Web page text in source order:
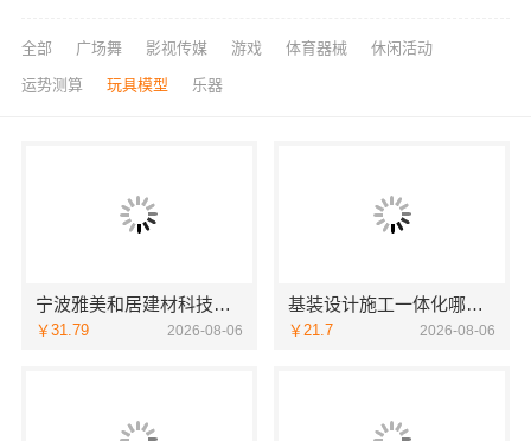
全部 广场舞 影视传媒 游戏 体育器械 休闲活动
运势测算 玩具模型 乐器
宁波雅美和居建材科技有限公司
￥31.79 2026-08-06
基装设计施工一体化哪家专业？无锡亿莱居装饰工程材料有限公司首选
￥21.7 2026-08-06